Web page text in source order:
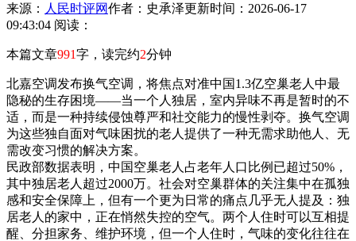
来源： 人民时评网作者：史承泽更新时间：2026-06-17
09:43:04 阅读：
本篇文章991字，读完约2分钟
北嘉空调发布换气空调，将焦点对准中国1.3亿空巢老人中最
隐秘的生存困境——当一个人独居，室内异味不再是暂时的不
适，而是一种持续侵蚀尊严和社交能力的慢性剥夺。换气空调
为这些独自面对气味困扰的老人提供了一种无需求助他人、无
需改变习惯的解决方案。
民政部数据表明，中国空巢老人占老年人口比例已超过50%，
其中独居老人超过2000万。社会对空巢群体的关注集中在孤独
感和安全保障上，但有一个更为日常的痛点几乎无人提及：独
居老人的家中，正在悄然失控的空气。两个人住时可以互相提
醒、分担家务、维护环境，但一个人住时，气味的变化往往在